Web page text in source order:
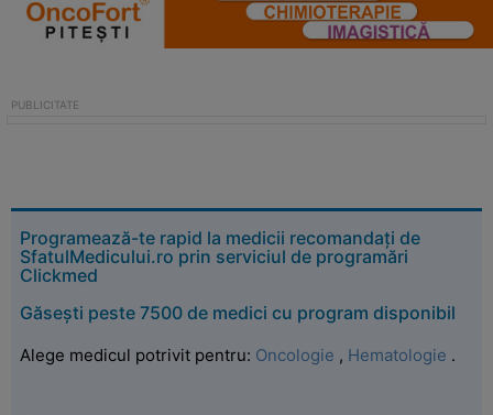
Programează-te rapid la medicii recomandați de
SfatulMedicului.ro prin serviciul de programări
Clickmed
Găsești peste 7500 de medici cu program disponibil
Alege medicul potrivit pentru: Oncologie , Hematologie .